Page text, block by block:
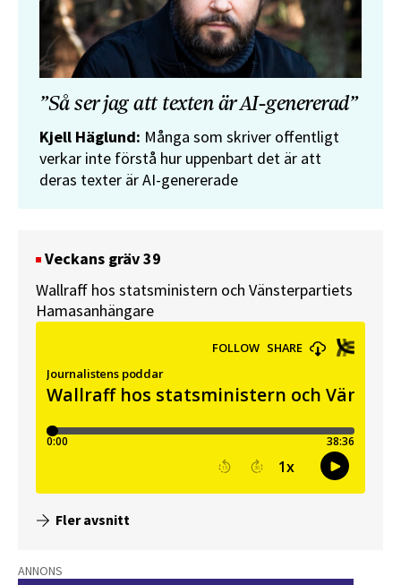
”Så ser jag att texten är AI-genererad”
Kjell Häglund: Många som skriver offentligt
verkar inte förstå hur uppenbart det är att
deras texter är AI-genererade
Veckans gräv 39
Wallraff hos statsministern och Vänsterpartiets
Hamasanhängare
Fler avsnitt
ANNONS